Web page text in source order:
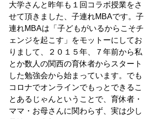
大学さんと昨年も１回コラボ授業をさ
せて頂きました、子連れMBAです。子
連れMBAは「子どもがいるからこそチ
ェンジを起こす」をモットーにしてお
りまして、２０１５年、７年前から私
とか数人の関西の育休者からスタート
した勉強会から始まっています。でも
コロナでオンラインでもっとできるこ
とあるじゃんということで、育休者・
ママ・お母さんに関わらず、実は少し